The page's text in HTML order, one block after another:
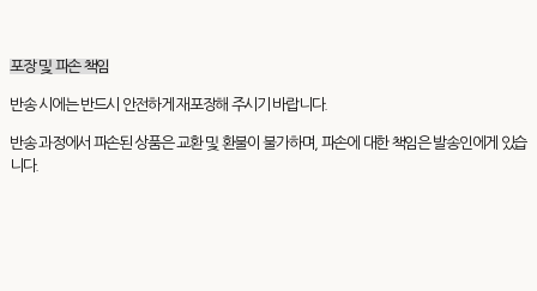
포장 및 파손 책임
반송 시에는 반드시 안전하게 재포장해 주시기 바랍니다.
반송 과정에서 파손된 상품은 교환 및 환불이 불가하며, 파손에 대한 책임은 발송인에게 있습
니다.